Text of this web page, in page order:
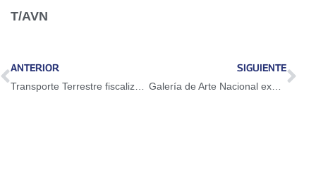
T/AVN
ANTERIOR SIGUIENTE
Galería de Arte Nacional expone trazos y formas que resaltan identidad venezolana